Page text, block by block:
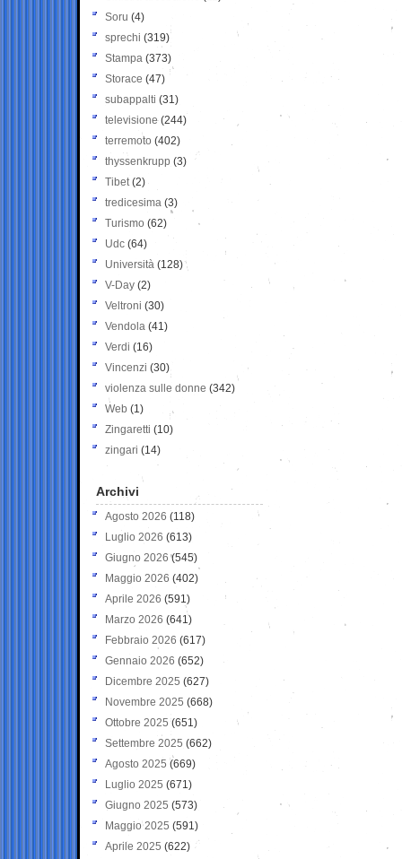
Soru (4)
sprechi (319)
Stampa (373)
Storace (47)
subappalti (31)
televisione(244)
terremoto (402)
thyssenkrupp (3)
Tibet(2)
tredicesima (3)
Turismo (62)
Udc (64)
Università (128)
V-Day (2)
Veltroni (30)
Vendola (41)
Verdi (16)
Vincenzi (30)
violenza sulle donne (342)
Web (1)
Zingaretti (10)
zingari (14)
Archivi
Agosto 2026 (118)
Luglio 2026 (613)
Giugno 2026 (545)
Maggio 2026 (402)
Aprile 2026 (591)
Marzo 2026 (641)
Febbraio 2026 (617)
Gennaio 2026 (652)
Dicembre 2025 (627)
Novembre 2025 (668)
Ottobre 2025 (651)
Settembre 2025 (662)
Agosto 2025 (669)
Luglio 2025 (671)
Giugno 2025 (573)
Maggio 2025 (591)
Aprile 2025 (622)